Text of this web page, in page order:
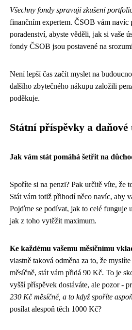
Všechny fondy spravují zkušení
finančním expertem. ČSOB vám navíc
poradenství, abyste věděli, jak si vaše
fondy ČSOB jsou postavené na
Není lepší čas začít myslet na
dalšího zbytečného nákupu založili
poděkuje.
Státní příspěvky a daňové
Jak vám stát pomáhá šetřit na
Spoříte si na penzi? Pak určitě víte, že
Stát vám totiž přihodí něco navíc, aby
Pojďme se podívat, jak to celé funguje
jak z toho vytěžit maximum.
Ke každému vašemu měsíčnímu
vlastně taková odměna za to, že
měsíčně, stát vám přidá 90 Kč. To je
vyšší příspěvek dostáváte, ale pozor -
230 Kč měsíčně, a to když spoříte
posílat alespoň těch 1000 Kč?